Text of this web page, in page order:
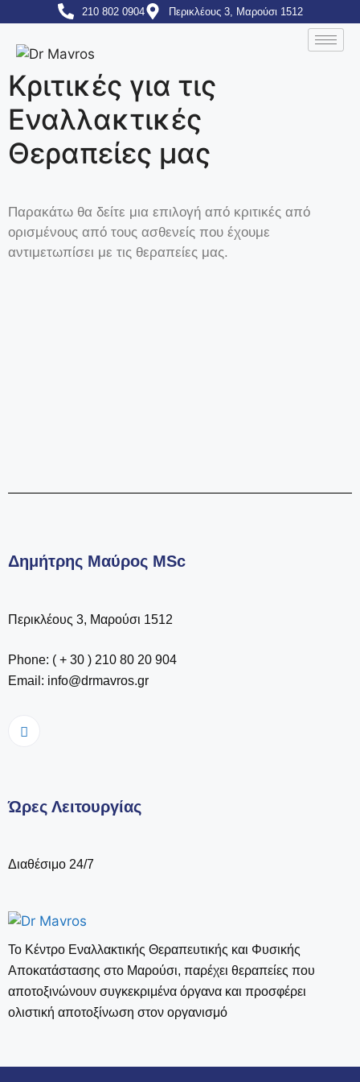
210 802 0904 Περικλέους 3, Μαρούσι 1512
Κριτικές για τις
Εναλλακτικές
Θεραπείες μας
Παρακάτω θα δείτε μια επιλογή από κριτικές από
ορισμένους από τους ασθενείς που έχουμε
αντιμετωπίσει με τις θεραπείες μας.
Δημήτρης Μαύρος MSc
Περικλέους 3, Μαρούσι 1512
Phone: ( + 30 ) 210 80 20 904
Email: info@drmavros.gr
Ώρες Λειτουργίας
Διαθέσιμο 24/7
Το Κέντρο Εναλλακτικής Θεραπευτικής και Φυσικής
Αποκατάστασης στο Μαρούσι, παρέχει θεραπείες που
αποτοξινώνουν συγκεκριμένα όργανα και προσφέρει
ολιστική αποτοξίνωση στον οργανισμό